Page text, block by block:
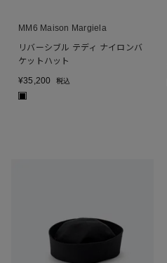
MM6 Maison Margiela
リバーシブル テディ ナイロンバ
ケットハット
¥35,200 税込
■